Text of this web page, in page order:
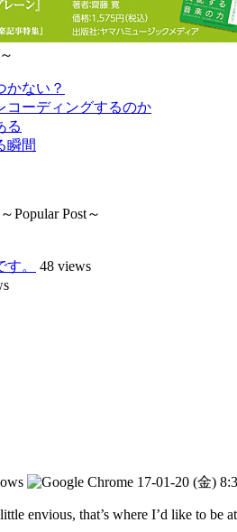
かない？
コーディングするのか
る
瞬間
Post～
。
48 views
17-01-20 (金)
envious, that’s where I’d like to